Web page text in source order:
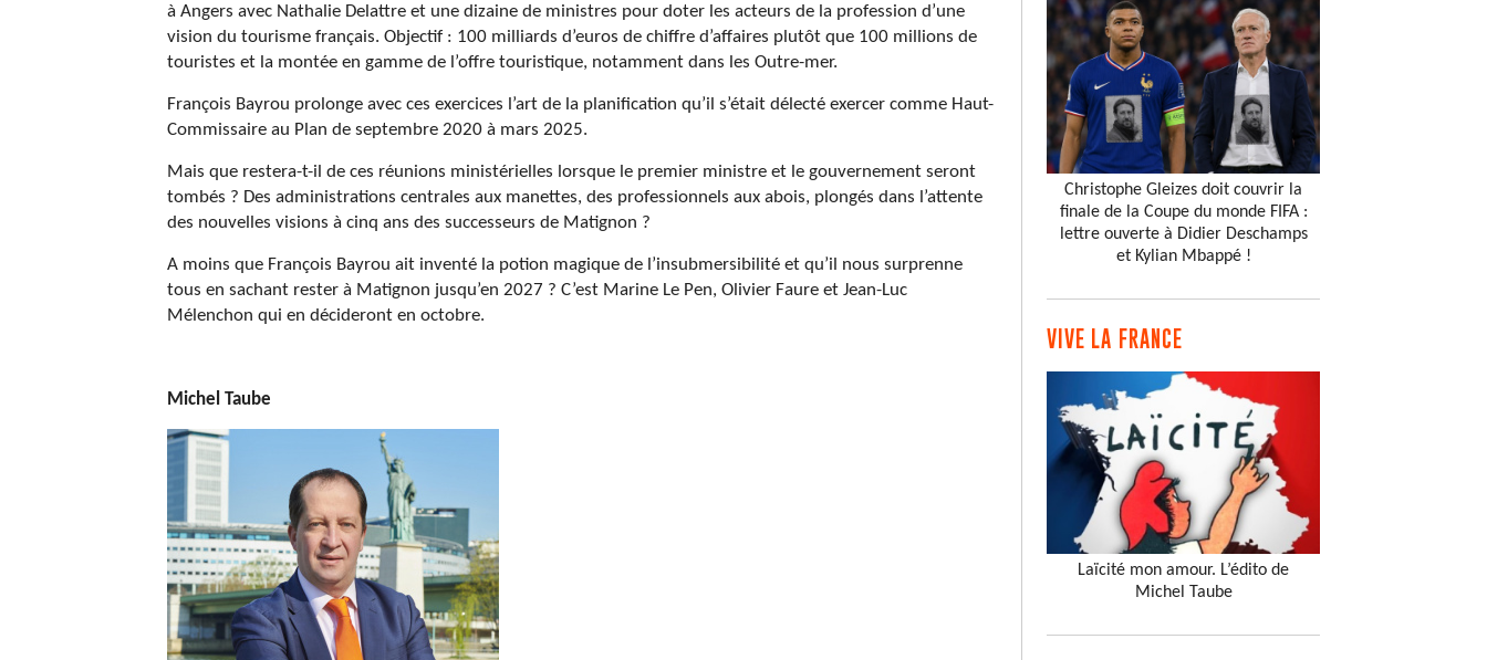
à Angers avec Nathalie Delattre et une dizaine de ministres pour doter les acteurs de la profession d’une
vision du tourisme français. Objectif : 100 milliards d’euros de chiffre d’affaires plutôt que 100 millions de
touristes et la montée en gamme de l’offre touristique, notamment dans les Outre-mer.
François Bayrou prolonge avec ces exercices l’art de la planification qu’il s’était délecté exercer comme Haut-
Commissaire au Plan de septembre 2020 à mars 2025.
Mais que restera-t-il de ces réunions ministérielles lorsque le premier ministre et le gouvernement seront
tombés ? Des administrations centrales aux manettes, des professionnels aux abois, plongés dans l’attente
des nouvelles visions à cinq ans des successeurs de Matignon ?
A moins que François Bayrou ait inventé la potion magique de l’insubmersibilité et qu’il nous surprenne
tous en sachant rester à Matignon jusqu’en 2027 ? C’est Marine Le Pen, Olivier Faure et Jean-Luc
Mélenchon qui en décideront en octobre.
Michel Taube
Christophe Gleizes doit couvrir la
finale de la Coupe du monde FIFA :
lettre ouverte à Didier Deschamps
et Kylian Mbappé !
VIVE LA FRANCE
Laïcité mon amour. L’édito de
Michel Taube